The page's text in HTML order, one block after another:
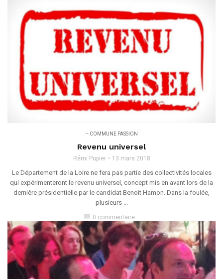
-- COMMUNE PASSION
Revenu universel
Rémi Pupier 13 mars 2018
Le Département de la Loire ne fera pas partie des collectivités locales
qui expérimenteront le revenu universel, concept mis en avant lors de la
dernière présidentielle par le candidat Benoit Hamon. Dans la foulée,
plusieurs ...
chat_bubble 0 commentaire